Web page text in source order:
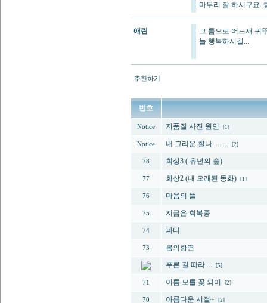
마무리 잘 하시구요.
애린
그 틈으로 어느새 귀
늘 행복하시길...
추천하기
번호
Notice 저품질 사진 원인 [1]
Notice 내 그리운 찰나......... [2]
78 회상3 ( 유년의 숲)
77 회상2 (내 오래된 동화) [1]
76 마음의 뜰
75 지금은 회복중
74 파티
73 봄의향연
푸른 길 따라.... [5]
71 이름 모를 꽃 되어 [2]
70 아름다운 시절~ [2]